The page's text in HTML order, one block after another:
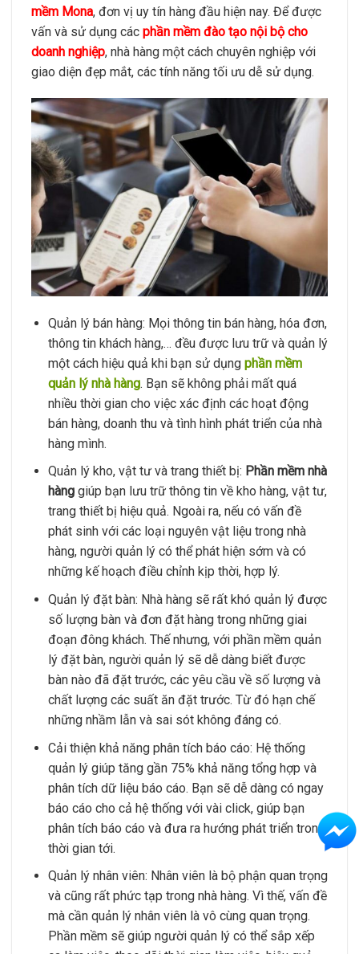
mềm Mona, đơn vị uy tín hàng đầu hiện nay. Để được
vấn và sử dụng các phần mềm đào tạo nội bộ cho
doanh nghiệp, nhà hàng một cách chuyên nghiệp với
giao diện đẹp mắt, các tính năng tối ưu dễ sử dụng.
Quản lý bán hàng: Mọi thông tin bán hàng, hóa đơn,
thông tin khách hàng,… đều được lưu trữ và quản lý
một cách hiệu quả khi bạn sử dụng phần mềm
quản lý nhà hàng. Bạn sẽ không phải mất quá
nhiều thời gian cho việc xác định các hoạt động
bán hàng, doanh thu và tình hình phát triển của nhà
hàng mình.
Quản lý kho, vật tư và trang thiết bị: Phần mềm nhà
hànggiúp bạn lưu trữ thông tin về kho hàng, vật tư,
trang thiết bị hiệu quả. Ngoài ra, nếu có vấn đề
phát sinh với các loại nguyên vật liệu trong nhà
hàng, người quản lý có thể phát hiện sớm và có
những kế hoạch điều chỉnh kịp thời, hợp lý.
Quản lý đặt bàn: Nhà hàng sẽ rất khó quản lý được
số lượng bàn và đơn đặt hàng trong những giai
đoạn đông khách. Thế nhưng, với phần mềm quản
lý đặt bàn, người quản lý sẽ dễ dàng biết được
bàn nào đã đặt trước, các yêu cầu về số lượng và
chất lượng các suất ăn đặt trước. Từ đó hạn chế
những nhầm lẫn và sai sót không đáng có.
Cải thiện khả năng phân tích báo cáo: Hệ thống
quản lý giúp tăng gần 75% khả năng tổng hợp và
phân tích dữ liệu báo cáo. Bạn sẽ dễ dàng có ngay
báo cáo cho cả hệ thống với vài click, giúp bạn
phân tích báo cáo và đưa ra hướng phát triển trong
thời gian tới.
Quản lý nhân viên: Nhân viên là bộ phận quan trọng
và cũng rất phức tạp trong nhà hàng. Vì thế, vấn đề
mà cần quản lý nhân viên là vô cùng quan trọng.
Phần mềm sẽ giúp người quản lý có thể sắp xếp